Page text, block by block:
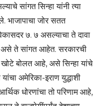
सांगत सिन्हा यांनी त्या
भाजापाचा जोर सतत
७. ७ असल्याचा ते दावा
असे ते सांगत आहेत. सरकारची
खोटे बोलत आहे, असे सिन्हा यांचे
अमेरिका-इराण युद्धाशी
धोरणांचा तो परिणाम आहे,